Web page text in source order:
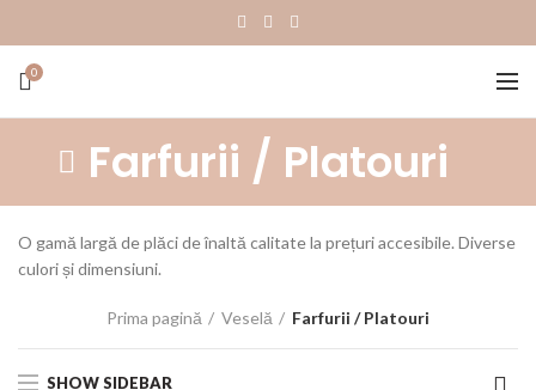
0
Farfurii / Platouri
O gamă largă de plăci de înaltă calitate la prețuri accesibile. Diverse
culori și dimensiuni.
Prima pagină Veselă Farfurii / Platouri
SHOW SIDEBAR